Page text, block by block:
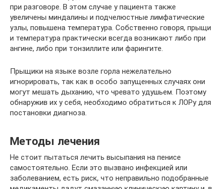
при разговоре. В этом случае у пациента также
увеличены миндалины и подчелюстные лимфатические
узлы, повышена температура. Собственно говоря, прыщи
и температура практически всегда возникают либо при
ангине, либо при тонзиллите или фарингите.
Прыщики на языке возле горла нежелательно
игнорировать, так как в особо запущенных случаях они
могут мешать дыханию, что чревато удушьем. Поэтому
обнаружив их у себя, необходимо обратиться к ЛОРу для
постановки диагноза.
Методы лечения
Не стоит пытаться лечить высыпания на пенисе
самостоятельно. Если это вызвано инфекцией или
заболеванием, есть риск, что неправильно подобранные